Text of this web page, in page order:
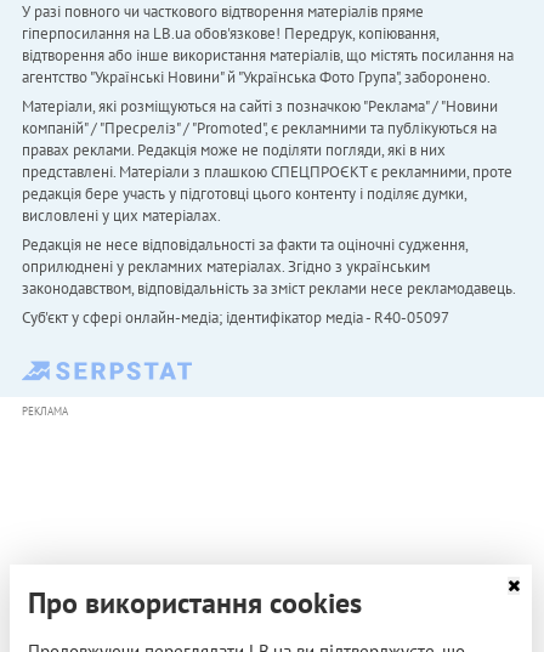
У разі повного чи часткового відтворення матеріалів пряме
гіперпосилання на LB.ua обов'язкове! Передрук, копіювання,
відтворення або інше використання матеріалів, що містять посилання на
агентство "Українськi Новини" й "Українська Фото Група", заборонено.
Матеріали, які розміщуються на сайті з позначкою "Реклама" / "Новини
компаній" / "Пресреліз" / "Promoted", є рекламними та публікуються на
правах реклами. Редакція може не поділяти погляди, які в них
представлені. Матеріали з плашкою СПЕЦПРОЄКТ є рекламними, проте
редакція бере участь у підготовці цього контенту і поділяє думки,
висловлені у цих матеріалах.
Редакція не несе відповідальності за факти та оціночні судження,
оприлюднені у рекламних матеріалах. Згідно з українським
законодавством, відповідальність за зміст реклами несе рекламодавець.
Cуб'єкт у сфері онлайн-медіа; ідентифікатор медіа - R40-05097
РЕКЛАМА
Про використання cookies